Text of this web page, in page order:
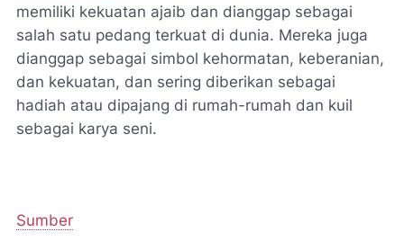
memiliki kekuatan ajaib dan dianggap sebagai
salah satu pedang terkuat di dunia. Mereka juga
dianggap sebagai simbol kehormatan, keberanian,
dan kekuatan, dan sering diberikan sebagai
hadiah atau dipajang di rumah-rumah dan kuil
sebagai karya seni.
Sumber